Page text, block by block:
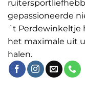
gepassioneerde
´t Perdewinkeltje
het maximale uit
halen.